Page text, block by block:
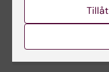
+46852486387